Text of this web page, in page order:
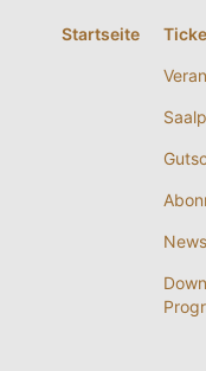
Startseite